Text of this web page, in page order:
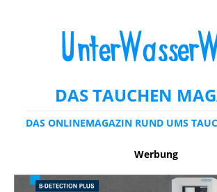
DAS TAUCHEN
DAS ONLINEMAGAZIN RUND UMS
Werbung